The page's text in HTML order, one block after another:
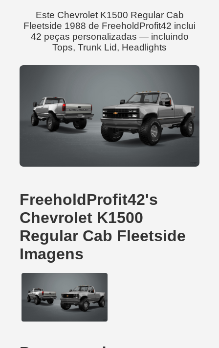
Este Chevrolet K1500 Regular Cab
Fleetside 1988 de FreeholdProfit42 inclui
42 peças personalizadas — incluindo
Tops, Trunk Lid, Headlights
FreeholdProfit42's
Chevrolet K1500
Regular Cab Fleetside
Imagens